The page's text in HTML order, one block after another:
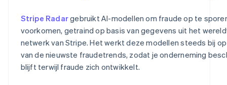
Stripe Radargebruikt AI-modellen om fraude op te
voorkomen, getraind op basis van gegevens uit het
netwerk van Stripe. Het werkt deze modellen steeds bij
van de nieuwste fraudetrends, zodat je onderneming
blijft terwijl fraude zich ontwikkelt.